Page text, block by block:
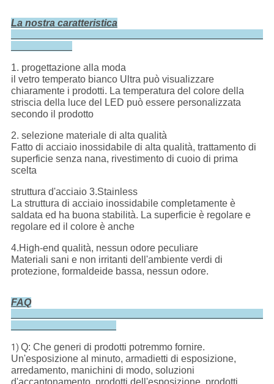
La nostra caratteristica
1. progettazione alla moda
il vetro temperato bianco Ultra può visualizzare
chiaramente i prodotti. La temperatura del colore della
striscia della luce del LED può essere personalizzata
secondo il prodotto
2. selezione materiale di alta qualità
Fatto di acciaio inossidabile di alta qualità, trattamento di
superficie senza nana, rivestimento di cuoio di prima
scelta
struttura d'acciaio 3.Stainless
La struttura di acciaio inossidabile completamente è
saldata ed ha buona stabilità. La superficie è regolare e
regolare ed il colore è anche
4.High-end qualità, nessun odore peculiare
Materiali sani e non irritanti dell'ambiente verdi di
protezione, formaldeide bassa, nessun odore.
FAQ
1) Q: Che generi di prodotti potremmo fornire.
Un'esposizione al minuto, armadietti di esposizione,
arredamento, manichini di modo, soluzioni